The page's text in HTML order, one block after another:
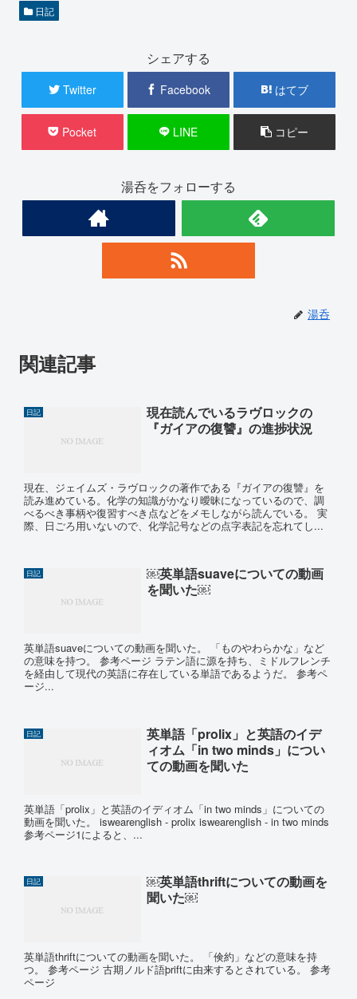
日記
シェアする
Twitter Facebook はてブ
Pocket LINE コピー
湯呑をフォローする
湯呑
関連記事
日記
現在読んでいるラヴロックの
『ガイアの復讐』の進捗状況
現在、ジェイムズ・ラヴロックの著作である『ガイアの復讐』を
読み進めている。化学の知識がかなり曖昧になっているので、調
べるべき事柄や復習すべき点などをメモしながら読んでいる。 実
際、日ごろ用いないので、化学記号などの点字表記を忘れてし...
日記
￼英単語suaveについての動画
を聞いた￼
英単語suaveについての動画を聞いた。 「ものやわらかな」など
の意味を持つ。 参考ページ ラテン語に源を持ち、ミドルフレンチ
を経由して現代の英語に存在している単語であるようだ。 参考ペ
ージ...
日記
英単語「prolix」と英語のイデ
ィオム「in two minds」につい
ての動画を聞いた
英単語「prolix」と英語のイディオム「in two minds」についての
動画を聞いた。 iswearenglish - prolix iswearenglish - in two minds
参考ページ1によると、...
日記
￼英単語thriftについての動画を
聞いた￼
英単語thriftについての動画を聞いた。 「倹約」などの意味を持
つ。 参考ページ 古期ノルド語þriftに由来するとされている。 参考
ページ